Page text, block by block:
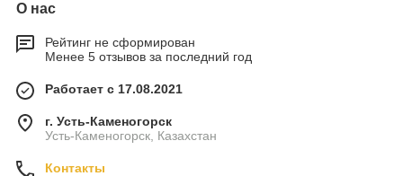
О нас
Рейтинг не сформирован
Менее 5 отзывов за последний год
Работает с 17.08.2021
г. Усть-Каменогорск
Усть-Каменогорск, Казахстан
Контакты